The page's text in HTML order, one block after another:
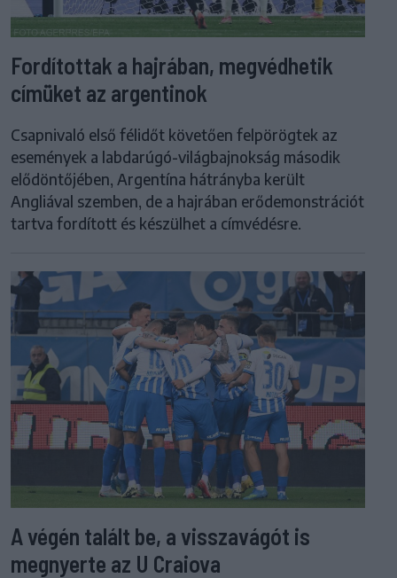
Fordítottak a hajrában, megvédhetik
címüket az argentinok
Csapnivaló első félidőt követően felpörögtek az
események a labdarúgó-világbajnokság második
elődöntőjében, Argentína hátrányba került
Angliával szemben, de a hajrában erődemonstrációt
tartva fordított és készülhet a címvédésre.
A végén talált be, a visszavágót is
megnyerte az U Craiova